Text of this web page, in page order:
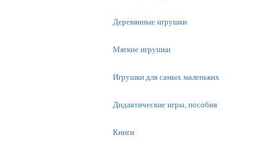
Деревянные игрушки
Мягкие игрушки
Игрушки для самых маленьких
Дидактические игры, пособия
Книги